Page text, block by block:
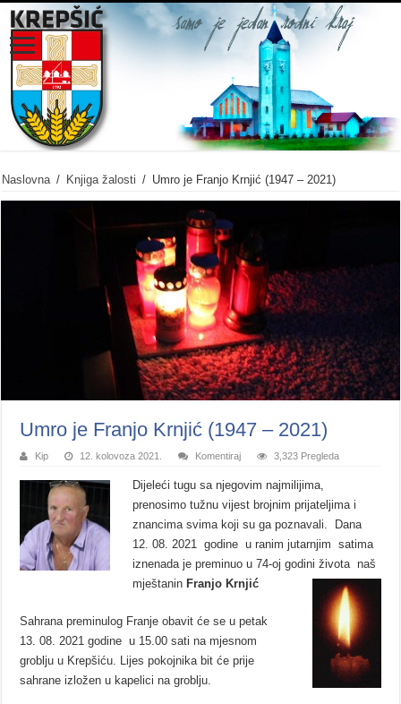
Naslovna / Knjiga žalosti / Umro je Franjo Krnjić (1947 – 2021)
Umro je Franjo Krnjić (1947 – 2021)
Kip 12. kolovoza 2021. Komentiraj 3,323 Pregleda
Dijeleći tugu sa njegovim najmilijima,
prenosimo tužnu vijest brojnim prijateljima i
znancima svima koji su ga poznavali. Dana
12. 08. 2021 godine u ranim jutarnjim satima
iznenada je preminuo u 74-oj godini života naš
mještanin Franjo Krnjić
Sahrana preminulog Franje obavit će se u petak
13. 08. 2021 godine u 15.00 sati na mjesnom
groblju u Krepšiću. Lijes pokojnika bit će prije
sahrane izložen u kapelici na groblju.